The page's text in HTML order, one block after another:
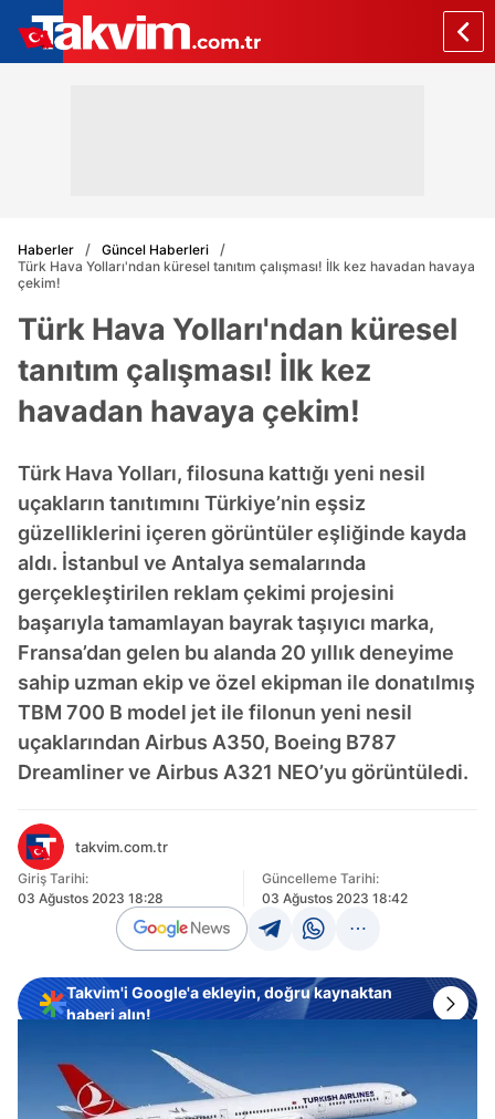
Haberler
Güncel Haberleri
Türk Hava Yolları'ndan küresel tanıtım çalışması! İlk kez havadan havaya
çekim!
Türk Hava Yolları'ndan küresel
tanıtım çalışması! İlk kez
havadan havaya çekim!
Türk Hava Yolları, filosuna kattığı yeni nesil
uçakların tanıtımını Türkiye’nin eşsiz
güzelliklerini içeren görüntüler eşliğinde kayda
aldı. İstanbul ve Antalya semalarında
gerçekleştirilen reklam çekimi projesini
başarıyla tamamlayan bayrak taşıyıcı marka,
Fransa’dan gelen bu alanda 20 yıllık deneyime
sahip uzman ekip ve özel ekipman ile donatılmış
TBM 700 B model jet ile filonun yeni nesil
uçaklarından Airbus A350, Boeing B787
Dreamliner ve Airbus A321 NEO’yu görüntüledi.
takvim.com.tr
Giriş Tarihi:
03 Ağustos 2023 18:28
Güncelleme Tarihi:
03 Ağustos 2023 18:42
Takvim'i Google'a ekleyin, doğru kaynaktan
haberi alın!